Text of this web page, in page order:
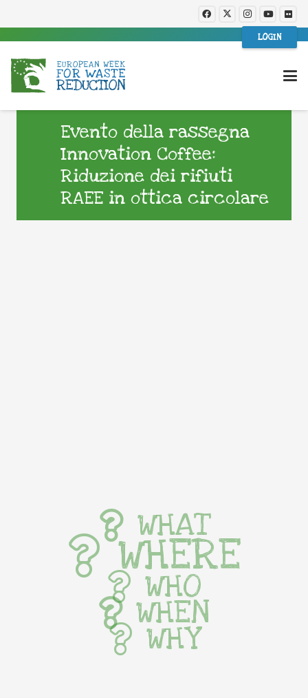
LOGIN
Evento della rassegna
Innovation Coffee:
Riduzione dei rifiuti
RAEE in ottica circolare
WHAT
WHERE
WHO
WHEN
WHY